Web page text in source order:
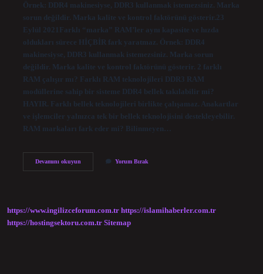
Örnek: DDR4 makinesiyse, DDR3 kullanmak istemezsiniz. Marka
sorun değildir. Marka kalite ve kontrol faktörünü gösterir.23
Eylül 2021Farklı “marka” RAM’ler aynı kapasite ve hızda
oldukları sürece HİÇBİR fark yaratmaz. Örnek: DDR4
makinesiyse, DDR3 kullanmak istemezsiniz. Marka sorun
değildir. Marka kalite ve kontrol faktörünü gösterir. 2 farklı
RAM çalışır mı? Farklı RAM teknolojileri DDR3 RAM
modüllerine sahip bir sisteme DDR4 bellek takılabilir mi?
HAYIR. Farklı bellek teknolojileri birlikte çalışamaz. Anakartlar
ve işlemciler yalnızca tek bir bellek teknolojisini destekleyebilir.
RAM markaları fark eder mi? Bilinmeyen…
Devamını okuyunFarklı
Yorum Bırak
https://www.ingilizceforum.com.tr https://islamihaberler.com.tr
https://hostingsektoru.com.tr Sitemap